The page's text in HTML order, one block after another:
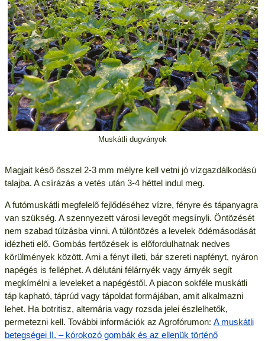
Muskátli dugványok
Magjait késő ősszel 2-3 mm mélyre kell vetni jó vízgazdálkodású
talajba. A csírázás a vetés után 3-4 héttel indul meg.
A futómuskátli megfelelő fejlődéséhez vízre, fényre és tápanyagra
van szükség. A szennyezett városi levegőt megsínyli. Öntözését
nem szabad túlzásba vinni. A túlöntözés a levelek ödémásodását
idézheti elő. Gombás fertőzések is előfordulhatnak nedves
körülmények között. Ami a fényt illeti, bár szereti napfényt, nyáron
napégés is felléphet. A délutáni félárnyék vagy árnyék segít
megkímélni a leveleket a napégéstől. A piacon sokféle muskátli
táp kapható, táprúd vagy tápoldat formájában, amit alkalmazni
lehet. Ha botritisz, alternária vagy rozsda jelei észlelhetők,
permetezni kell. További információk az Agrofórumon: A muskátli
betegségei II. – kórokozó gombák és az ellenük történő